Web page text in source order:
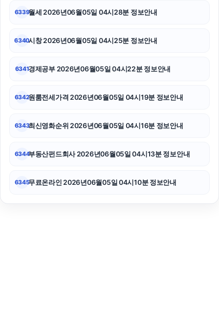
6339월세 2026년06월05일 04시28분 정보안내
6340시창 2026년06월05일 04시25분 정보안내
6341경제공부 2026년06월05일 04시22분 정보안내
6342원룸전세가격 2026년06월05일 04시19분 정보안내
6343최신영화순위 2026년06월05일 04시16분 정보안내
6344부동산펀드회사 2026년06월05일 04시13분 정보안내
6345무료온라인 2026년06월05일 04시10분 정보안내